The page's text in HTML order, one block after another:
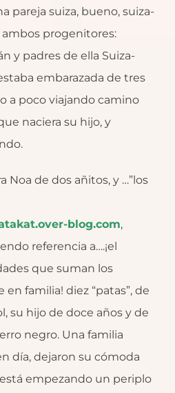
pareja suiza, bueno, suiza-
progenitores:
y padres de ella Suiza-
embarazada de tres
a poco viajando camino
naciera su hijo, y
Noa de dos añitos, y …”los
blog.com,
referencia a….¡el
que suman los
familia! diez “patas”, de
su hijo de doce años y de
negro. Una familia
día, dejaron su cómoda
empezando un periplo